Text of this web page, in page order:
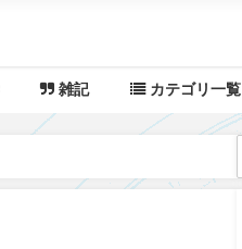
雑記 カテゴリ一覧